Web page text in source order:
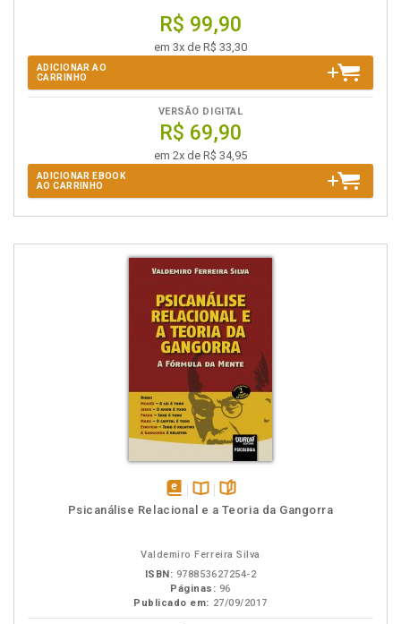
R$ 99,90
em 3x de R$ 33,30
ADICIONAR AO
CARRINHO
VERSÃO DIGITAL
R$ 69,90
em 2x de R$ 34,95
ADICIONAR EBOOK
AO CARRINHO
disponívelDisponível
páginas
Psicanálise Relacional e a Teoria da Gangorra
Valdemiro Ferreira Silva
ISBN: 978853627254-2
Páginas: 96
Publicado em: 27/09/2017